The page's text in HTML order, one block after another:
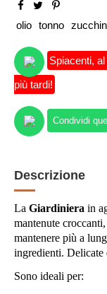
olio tonno
Spiacenti,
più tardi!
Condividi
Descrizione
La Giardiniera in
mantenute croccanti,
mantenere più a
ingredienti. Delicate
Sono ideali per: